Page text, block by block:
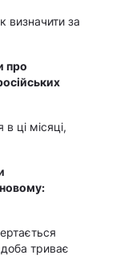
визначити за
про
ці місяці,
триває